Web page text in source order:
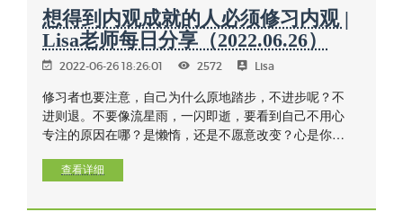
想得到内观成就的人必须修习内观 |
Lisa老师每日分享（2022.06.26）
2022-06-26 18:26:01 2572 Lisa
修习者也要注意，自己为什么原地踏步，不进步呢？不
进则退。不要像流星雨，一闪即逝，要看到自己不用心
专注的原因在哪？是懒惰，还是不愿意改变？心是你自
能是死亡的到来。 不要像乌龟，头伸出来又缩回去。要
查看详细